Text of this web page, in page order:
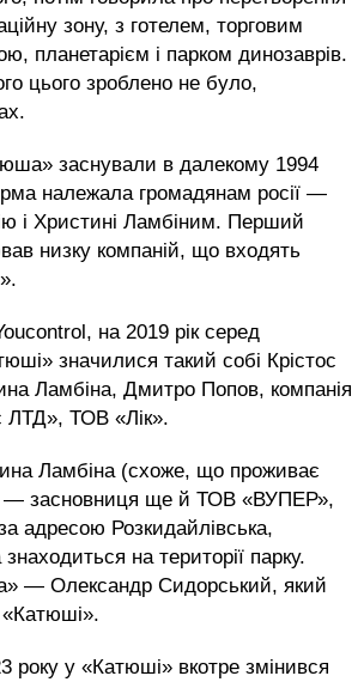
зону, з готелем, торговим
планетарієм і парком динозаврів.
цього зроблено не було,
заснували в далекому 1994
належала громадянам росії —
і Христині Ламбіним. Перший
низку компаній, що входять
на 2019 рік серед
значилися такий собі Крістос
Ламбіна, Дмитро Попов, компанія
ЛТД», ТОВ «Лік».
Ламбіна (схоже, що проживає
— засновниця ще й ТОВ «ВУПЕР»,
адресою Розкидайлівська,
на території парку.
— Олександр Сидорський, який
«Катюші».
року у «Катюші» вкотре змінився